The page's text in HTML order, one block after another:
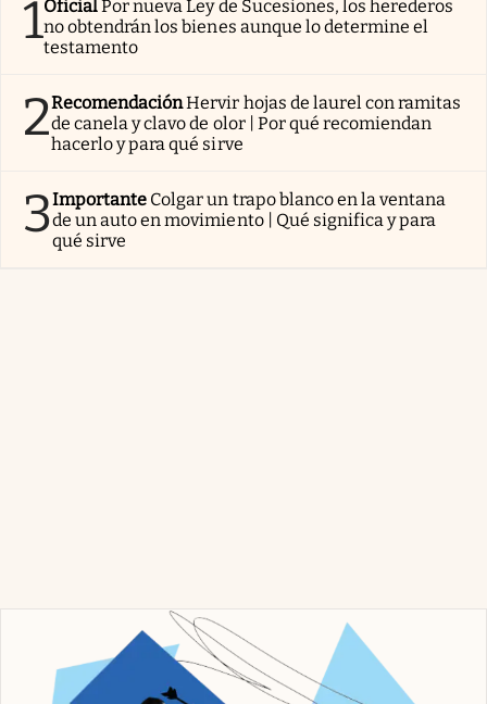
1OficialPor nueva Ley de Sucesiones, los herederos
no obtendrán los bienes aunque lo determine el
testamento
2RecomendaciónHervir hojas de laurel con ramitas
de canela y clavo de olor | Por qué recomiendan
hacerlo y para qué sirve
3Importante Colgar un trapo blanco en la ventana
de un auto en movimiento | Qué significa y para
qué sirve